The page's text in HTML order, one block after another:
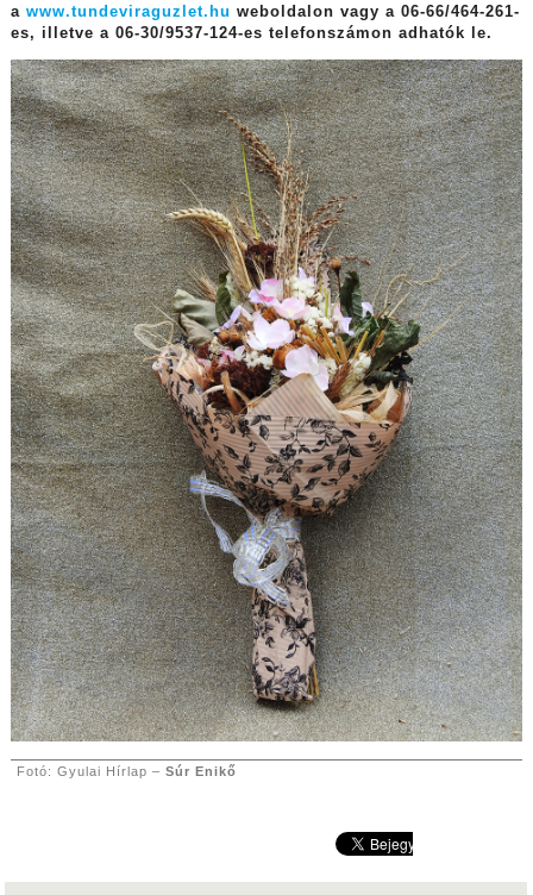
a www.tundeviraguzlet.hu weboldalon vagy a 06-66/464-261-
es, illetve a 06-30/9537-124-es telefonszámon adhatók le.
Fotó: Gyulai Hírlap – Súr Enikő